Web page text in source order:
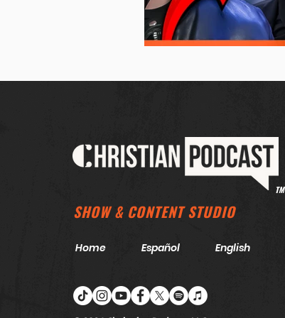
TM
SHOW & CONTENT STUDIO
Home Español English